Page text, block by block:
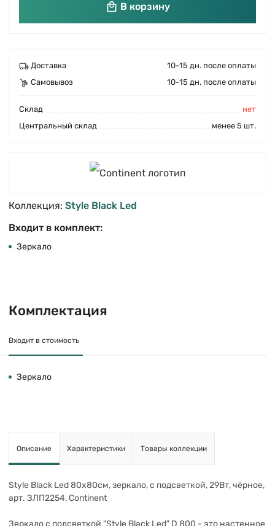
В корзину
Доставка
10-15 дн. после оплаты
Самовывоз
10-15 дн. после оплаты
Cклад
нет
Центральный склад
менее 5 шт.
Коллекция: Style Black Led
Входит в комплект:
Зеркало
Комплектация
Входит в стоимость
Зеркало
Описание Характеристики Товары коллекции
Style Black Led 80х80см, зеркало, с подсветкой, 29Вт, чёрное,
арт. ЗЛП2254, Continent
Зеркало с подсветкой "Style Black Led" D 800 - это настенное